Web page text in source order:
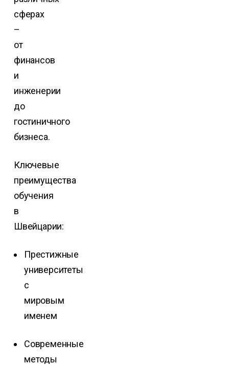
сферах
–
от
финансов
и
инженерии
до
гостиничного
бизнеса.
Ключевые
преимущества
обучения
в
Швейцарии:
Престижные
университеты
с
мировым
именем
Современные
методы